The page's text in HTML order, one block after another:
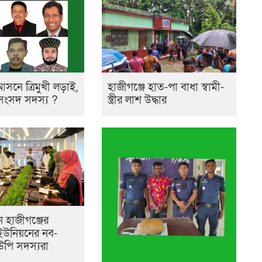
ত্রিমুখী লড়াই,
সদস্য ?
হাজীগঞ্জে হাত-পা বাধা স্বামী-
স্ত্রীর লাশ উদ্ধার
নব-
সদস্যরা